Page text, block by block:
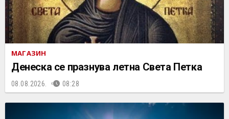
МАГАЗИН
Денеска се празнува летна Света Петка
08.08.2026. 08:28